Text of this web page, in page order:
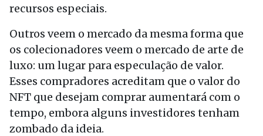
recursos especiais.
Outros veem o mercado da mesma forma que
os colecionadores veem o mercado de arte de
luxo: um lugar para especulação de valor.
Esses compradores acreditam que o valor do
NFT que desejam comprar aumentará com o
tempo, embora alguns investidores tenham
zombado da ideia.